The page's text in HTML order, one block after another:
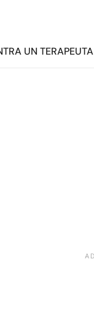
UN TERAPEUTA